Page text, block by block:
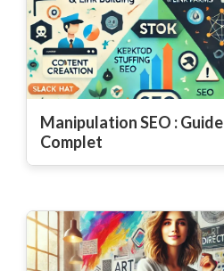
Manipulation SEO : Guide
Complet